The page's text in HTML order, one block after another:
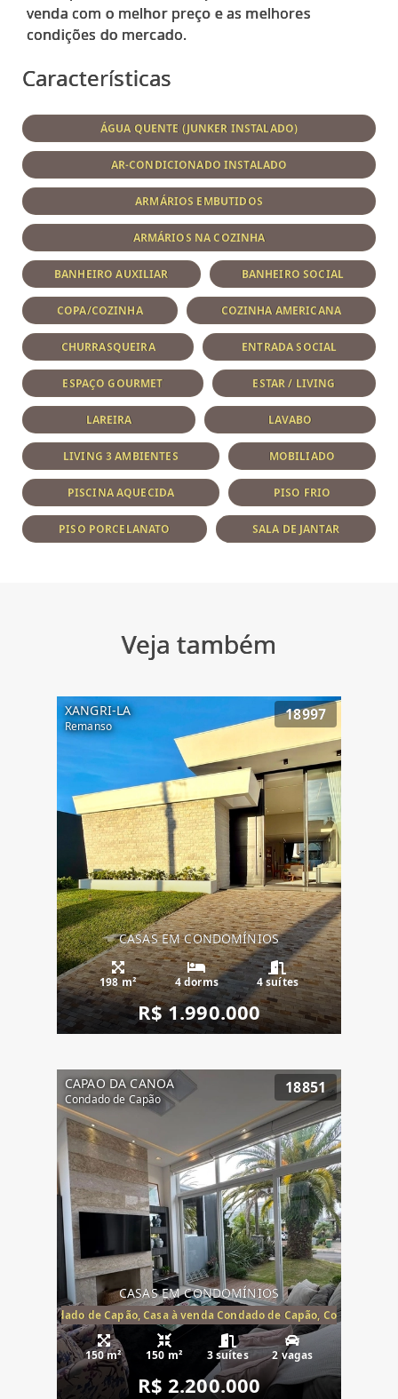
venda com o melhor preço e as melhores
Características
ÁGUA QUENTE (JUNKER INSTALADO)
AR-CONDICIONADO INSTALADO
ARMÁRIOS EMBUTIDOS
ARMÁRIOS NA COZINHA
BANHEIRO AUXILIAR BANHEIRO SOCIAL
COPA/COZINHA COZINHA AMERICANA
CHURRASQUEIRA ENTRADA SOCIAL
ESPAÇO GOURMET ESTAR / LIVING
LAREIRA LAVABO
LIVING 3 AMBIENTES MOBILIADO
PISCINA AQUECIDA PISO FRIO
PISO PORCELANATO SALA DE JANTAR
Veja também
XANGRI-LA
Remanso
18997
CASAS EM CONDOMÍNIOS
198 m² 4 dorms 4 suítes
R$ 1.990.000
CAPAO DA CANOA
Condado de Capão
18851
CASAS EM CONDOMÍNIOS
Condado de Capão, Casa à venda Condado de Capão, Condomínio
150 m² 150 m² 3 suítes 2 vagas
R$ 2.200.000